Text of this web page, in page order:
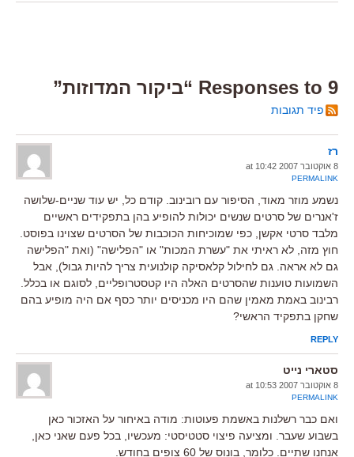
9 Responses to “ביקור המדוזות”
פיד תגובות
רז
8 אוקטובר 2007 at 10:42
PERMALINK
נשמע מוזר מאוד, הסיפור עם רובינוב. קודם כל, יש עוד שניים-שלושה
ז'אנרים של סרטים שנשים יכולות להופיע בהן בתפקידים ראשיים
מלבד סרטי אקשן, כפי שמוכיחות הכוכבות של הסרטים שצוינו בפוסט.
חוץ מזה, לא ראיתי את "עשרת המכות" או "הפלישה" (ואת "הפלישה
גם לא אראה. גם לחילול קלאסיקה קולנועית צריך להיות גבול), אבל
השמועות טוענות שהסרטים האלה היו קטסטרופליים, לסוגם או בכלל.
רבינוב באמת מאמין שהם היו מכניסים יותר כסף אם היה מופיע בהם
שחקן בתפקיד הראשי?
REPLY
סטארי נייט
8 אוקטובר 2007 at 10:53
PERMALINK
ואם כבר רשלנות באשמת פעוטות: מודה באיחור על האזכור כאן
בשבוע שעבר. ומציעה פיצוי סטטיסטי: מעכשיו, בכל פעם שאני כאן,
אנחנו שתיים. כלומר, בונוס של 60 צופים בחודש.